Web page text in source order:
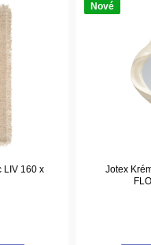
LIV 160 x
Nové
Jotex